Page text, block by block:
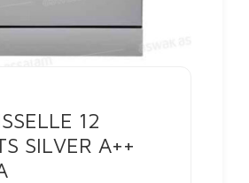
12
SILVER A++